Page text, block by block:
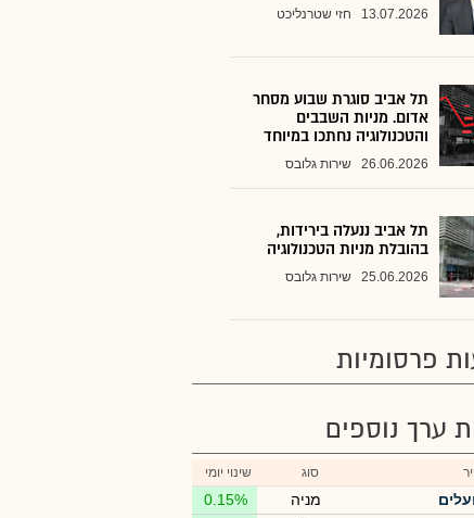
13.07.2026 חזי שטרנליכט
תל אביב סוגרת שבוע מסחר
אדום. מניות השבבים
והטכנולוגיה נחתכו במיוחד
26.06.2026 שירות גלובס
תל אביב ננעלה בירידות,
בהובלת מניות הטכנולוגיה
25.06.2026 שירות גלובס
פרסומיות
ערך נוספים
סוג שינוי יומי
מניה 0.15%